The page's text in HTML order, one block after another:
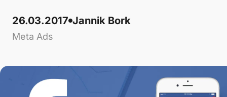
26.03.2017 Jannik Bork
Meta Ads